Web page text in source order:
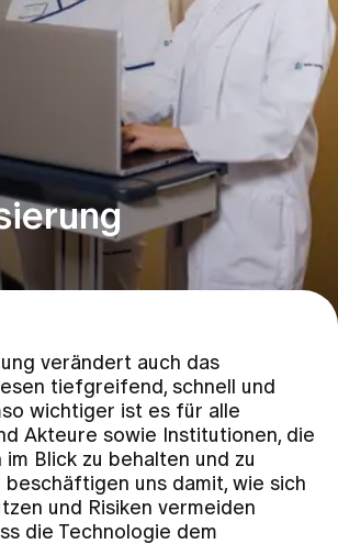
News
verändert auch das
tiefgreifend, schnell und
wichtiger ist es für alle
Akteure sowie Institutionen, die
im Blick zu behalten und zu
beschäftigen uns damit, wie sich
und Risiken vermeiden
die Technologie dem